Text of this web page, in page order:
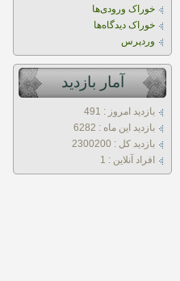
خوراک ورودی‌ها
خوراک دیدگاه‌ها
وردپرس
آمار بازديد
بازديد امروز : 491
بازديد اين ماه : 6282
بازديد کل : 2300200
افراد آنلاين : 1